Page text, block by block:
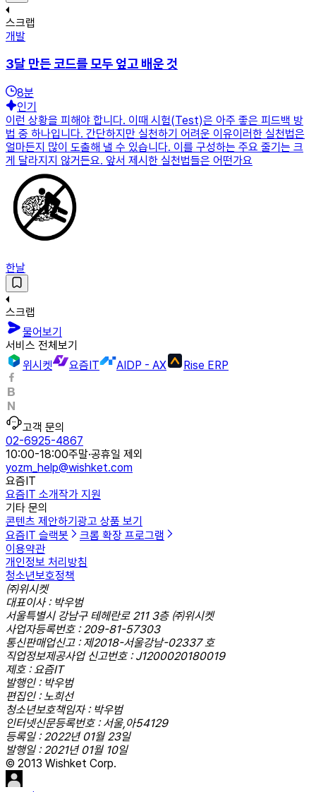
스크랩
개발
3달 만든 코드를 모두 엎고 배운 것
8분
인기
이런 상황을 피해야 합니다. 이때 시험(Test)은 아주 좋은 피드백 방
법 중 하나입니다. 간단하지만 실천하기 어려운 이유이러한 실천법은
얼마든지 많이 도출해 낼 수 있습니다. 이를 구성하는 주요 줄기는 크
게 달라지지 않거든요. 앞서 제시한 실천법들은 어떤가요
한날
스크랩
물어보기
서비스 전체보기
위시켓
요즘IT AIDP - AX Rise ERP
고객 문의
02-6925-4867
10:00-18:00주말·공휴일 제외
yozm_help@wishket.com
요즘IT
요즘IT 소개작가 지원
기타 문의
콘텐츠 제안하기 광고 상품 보기
요즘IT 슬랙봇
크롬 확장 프로그램
이용약관
개인정보 처리방침
청소년보호정책
㈜위시켓
대표이사 : 박우범
서울특별시 강남구 테헤란로 211 3층 ㈜위시켓
사업자등록번호 : 209-81-57303
통신판매업신고 : 제2018-서울강남-02337 호
직업정보제공사업 신고번호 : J1200020180019
제호 : 요즘IT
발행인 : 박우범
편집인 : 노희선
청소년보호책임자 : 박우범
인터넷신문등록번호 : 서울,아54129
등록일 : 2022년 01월 23일
발행일 : 2021년 01월 10일
© 2013 Wishket Corp.